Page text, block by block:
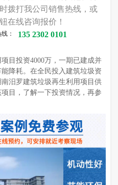
拨打我公司销售热线，或
在线咨询报价！
： 135 2302 0101
目投资4000万，一期已建成并
降耗。在全民投入建筑垃圾资
汨罗建筑垃圾再生利用项目供
目，了解一下投资情况，再参